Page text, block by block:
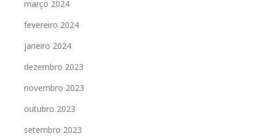
março 2024
fevereiro 2024
janeiro 2024
dezembro 2023
novembro 2023
outubro 2023
setembro 2023